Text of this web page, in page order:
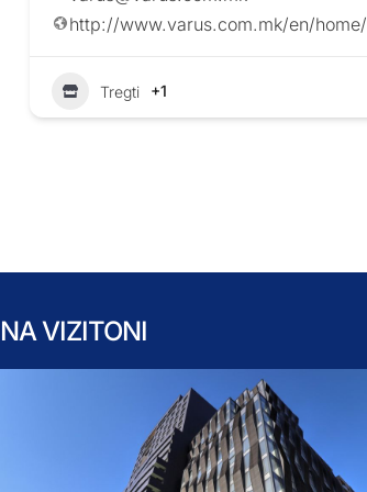
http://www.varus.com.mk/en/home/
Tregti +1
NA VIZITONI